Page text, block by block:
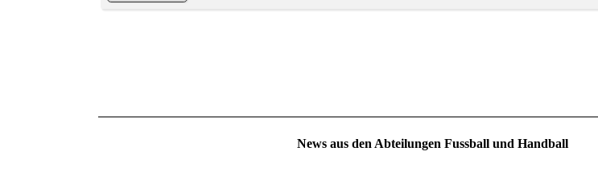
News aus den Abteilungen Fussball und Handball